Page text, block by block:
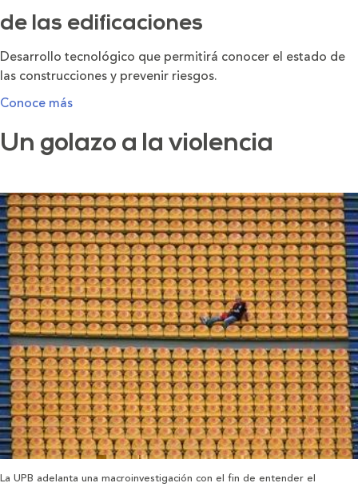
de las edificaciones
Desarrollo tecnológico que permitirá conocer el estado de
las construcciones y prevenir riesgos.
Conoce más
Un golazo a la violencia
La UPB adelanta una macroinvestigación con el fin de entender el